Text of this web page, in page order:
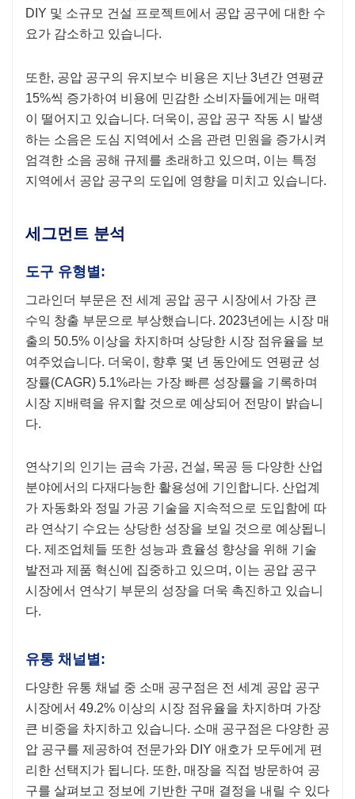
DIY 및 소규모 건설 프로젝트에서 공압 공구에 대한 수
요가 감소하고 있습니다.
또한, 공압 공구의 유지보수 비용은 지난 3년간 연평균
15%씩 증가하여 비용에 민감한 소비자들에게는 매력
이 떨어지고 있습니다. 더욱이, 공압 공구 작동 시 발생
하는 소음은 도심 지역에서 소음 관련 민원을 증가시켜
엄격한 소음 공해 규제를 초래하고 있으며, 이는 특정
지역에서 공압 공구의 도입에 영향을 미치고 있습니다.
세그먼트 분석
도구 유형별:
그라인더 부문은 전 세계 공압 공구 시장에서 가장 큰
수익 창출 부문으로 부상했습니다. 2023년에는 시장 매
출의 50.5% 이상을 차지하며 상당한 시장 점유율을 보
여주었습니다. 더욱이, 향후 몇 년 동안에도 연평균 성
장률(CAGR) 5.1%라는 가장 빠른 성장률을 기록하며
시장 지배력을 유지할 것으로 예상되어 전망이 밝습니
다.
연삭기의 인기는 금속 가공, 건설, 목공 등 다양한 산업
분야에서의 다재다능한 활용성에 기인합니다. 산업계
가 자동화와 정밀 가공 기술을 지속적으로 도입함에 따
라 연삭기 수요는 상당한 성장을 보일 것으로 예상됩니
다. 제조업체들 또한 성능과 효율성 향상을 위해 기술
발전과 제품 혁신에 집중하고 있으며, 이는 공압 공구
시장에서 연삭기 부문의 성장을 더욱 촉진하고 있습니
다.
유통 채널별:
다양한 유통 채널 중 소매 공구점은 전 세계 공압 공구
시장에서 49.2% 이상의 시장 점유율을 차지하며 가장
큰 비중을 차지하고 있습니다. 소매 공구점은 다양한 공
압 공구를 제공하여 전문가와 DIY 애호가 모두에게 편
리한 선택지가 됩니다. 또한, 매장을 직접 방문하여 공
구를 살펴보고 정보에 기반한 구매 결정을 내릴 수 있다